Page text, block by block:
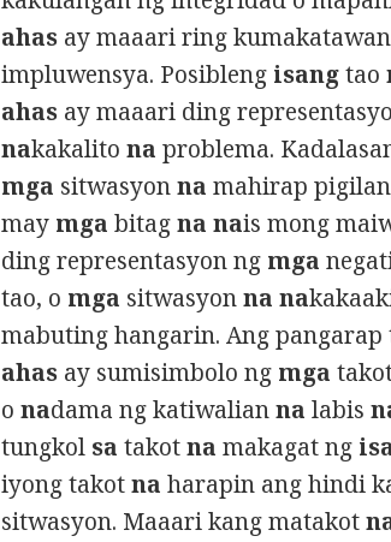
ahas ay maaari ring kumakatawan
impluwensya. Posibleng isangtao
ahas ay maaari ding
nakakalitona problema.
mga sitwasyonna mahirap
may mga bitagna nais mong
ding representasyon ng mga
tao, o mga sitwasyonna na
mabuting hangarin. Ang
ahas ay sumisimbolo ng mga
onadama ng katiwalianna labis
tungkol sa takotna makagat ng
iyong takotna harapin ang hindi
sitwasyon. Maaari kang matakot